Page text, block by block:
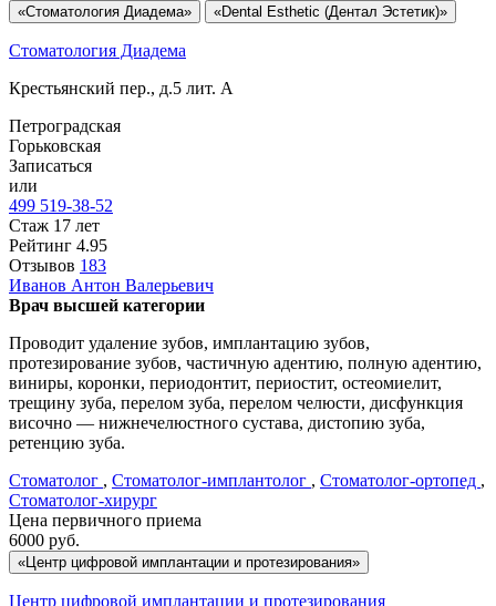
«Стоматология Диадема» «Dental Esthetic (Дентал Эстетик)»
Стоматология Диадема
Крестьянский пер., д.5 лит. А
Петроградская
Горьковская
Записаться
или
499 519-38-52
Стаж 17 лет
Рейтинг 4.95
Отзывов 183
Иванов Антон Валерьевич
Врач высшей категории
Проводит удаление зубов, имплантацию зубов,
протезирование зубов, частичную адентию, полную адентию,
виниры, коронки, периодонтит, периостит, остеомиелит,
трещину зуба, перелом зуба, перелом челюсти, дисфункция
височно — нижнечелюстного сустава, дистопию зуба,
ретенцию зуба.
Стоматолог , Стоматолог-имплантолог , Стоматолог-ортопед ,
Стоматолог-хирург
Цена первичного приема
6000 руб.
«Центр цифровой имплантации и протезирования»
Центр цифровой имплантации и протезирования